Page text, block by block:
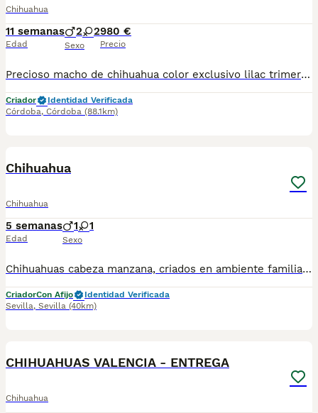
Chihuahua
11 semanas
Edad
2 2
Sexo
980 €
Precio
Precioso macho de chihuahua color exclusivo lilac trimerle chocolate. Solo queda un macho trimerle lilac Se entrega con vacuna desparasitados y con cartilla veterinaria y contrato de compraventa criados en familia con niños y gatos . Chip incluido y IVA en el precio. Criados con mucho amor y cariño 🚨Recogida en Córdoba 🚨
Criador
Identidad Verificada
Córdoba, Córdoba (88.1km)
Chihuahua
Chihuahua
5 semanas
Edad
1 1
Sexo
Chihuahuas cabeza manzana, criados en ambiente familiar, cachorros sanos y de calidad, vacunados y desparasitados. No dude en ponerse en contacto para más información.
CriadorCon Afijo
Identidad Verificada
Sevilla, Sevilla (40km)
CHIHUAHUAS VALENCIA - ENTREGA
Chihuahua